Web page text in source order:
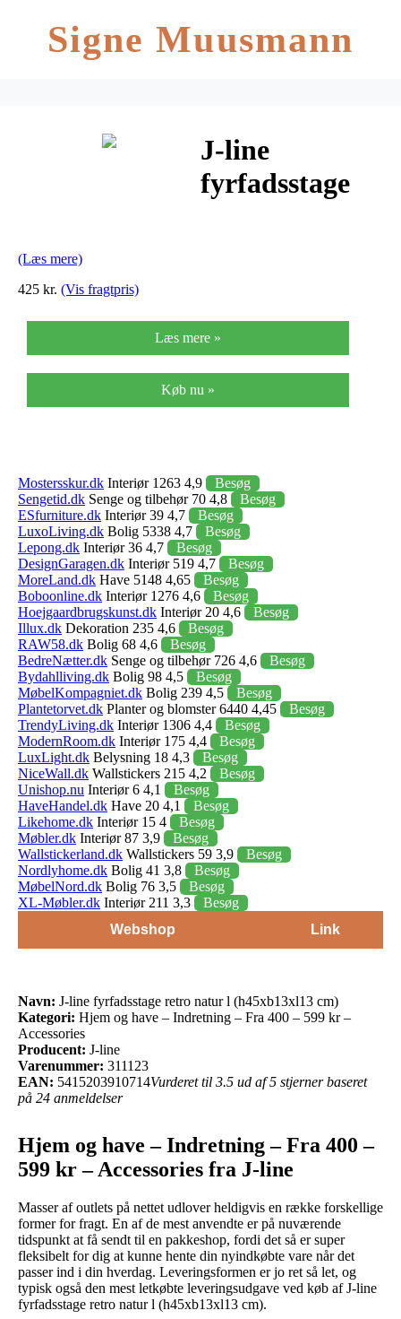
Signe Muusmann
J-line
fyrfadsstage
(Læs mere)
425 kr. (Vis fragtpris)
Læs mere »
Køb nu »
Mostersskur.dk Interiør 1263 4,9
Besøg
Sengetid.dk Senge og tilbehør 70 4,8
Besøg
ESfurniture.dk Interiør 39 4,7
Besøg
LuxoLiving.dk Bolig 5338 4,7
Besøg
Lepong.dk Interiør 36 4,7
Besøg
DesignGaragen.dk Interiør 519 4,7
Besøg
MoreLand.dk Have 5148 4,65
Besøg
Boboonline.dk Interiør 1276 4,6
Besøg
Hoejgaardbrugskunst.dk Interiør 20 4,6
Besøg
Illux.dk Dekoration 235 4,6
Besøg
RAW58.dk Bolig 68 4,6
Besøg
BedreNætter.dk Senge og tilbehør 726 4,6
Besøg
Bydahlliving.dk Bolig 98 4,5
Besøg
MøbelKompagniet.dk Bolig 239 4,5
Besøg
Plantetorvet.dk Planter og blomster 6440 4,45
Besøg
TrendyLiving.dk Interiør 1306 4,4
Besøg
ModernRoom.dk Interiør 175 4,4
Besøg
LuxLight.dk Belysning 18 4,3
Besøg
NiceWall.dk Wallstickers 215 4,2
Besøg
Unishop.nu Interiør 6 4,1
Besøg
HaveHandel.dk Have 20 4,1
Besøg
Likehome.dk Interiør 15 4
Besøg
Møbler.dk Interiør 87 3,9
Besøg
Wallstickerland.dk Wallstickers 59 3,9
Besøg
Nordlyhome.dk Bolig 41 3,8
Besøg
MøbelNord.dk Bolig 76 3,5
Besøg
XL-Møbler.dk Interiør 211 3,3
Besøg
Webshop
Link
Navn: J-line fyrfadsstage retro natur l (h45xb13xl13 cm)
Kategori: Hjem og have – Indretning – Fra 400 – 599 kr –
Accessories
Producent: J-line
Varenummer: 311123
EAN: 5415203910714Vurderet til 3.5 ud af 5 stjerner baseret
på 24 anmeldelser
Hjem og have – Indretning – Fra 400 –
599 kr – Accessories fra J-line
Masser af outlets på nettet udlover heldigvis en række forskellige
former for fragt. En af de mest anvendte er på nuværende
tidspunkt at få sendt til en pakkeshop, fordi det så er super
fleksibelt for dig at kunne hente din nyindkøbte vare når det
passer ind i din hverdag. Leveringsformen er jo ret så let, og
typisk også den mest letkøbte leveringsudgave ved køb af J-line
fyrfadsstage retro natur l (h45xb13xl13 cm).